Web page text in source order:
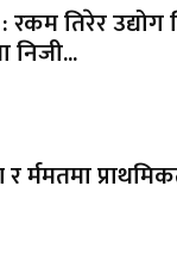
तिरेर उद्योग
निजी...
र्ममतमा